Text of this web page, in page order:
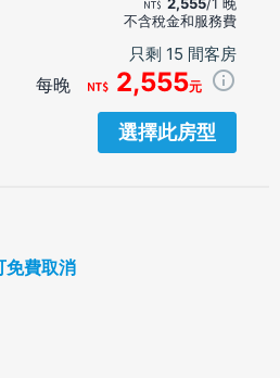
不含稅金和服務費
只剩 15 間客房
每晚 2,555元
選擇此房型
費取消